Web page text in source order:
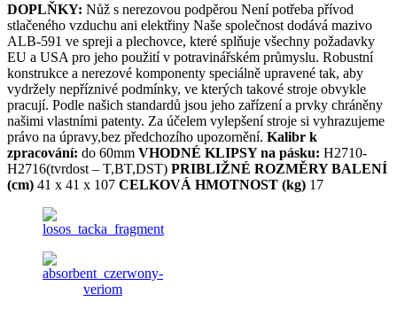
DOPLŇKY: Nůž s nerezovou podpěrou Není potřeba přívod
stlačeného vzduchu ani elektřiny Naše společnost dodává mazivo
ALB-591 ve spreji a plechovce, které splňuje všechny požadavky
EU a USA pro jeho použití v potravinářském průmyslu. Robustní
konstrukce a nerezové komponenty speciálně upravené tak, aby
vydržely nepříznivé podmínky, ve kterých takové stroje obvykle
pracují. Podle našich standardů jsou jeho zařízení a prvky chráněny
našimi vlastními patenty. Za účelem vylepšení stroje si vyhrazujeme
právo na úpravy,bez předchozího upozornění. Kalibr k
zpracování: do 60mm VHODNÉ KLIPSY na pásku: H2710-
H2716(tvrdost – T,BT,DST) PRIBLIŽNÉ ROZMĚRY BALENÍ
(cm) 41 x 41 x 107 CELKOVÁ HMOTNOST (kg) 17